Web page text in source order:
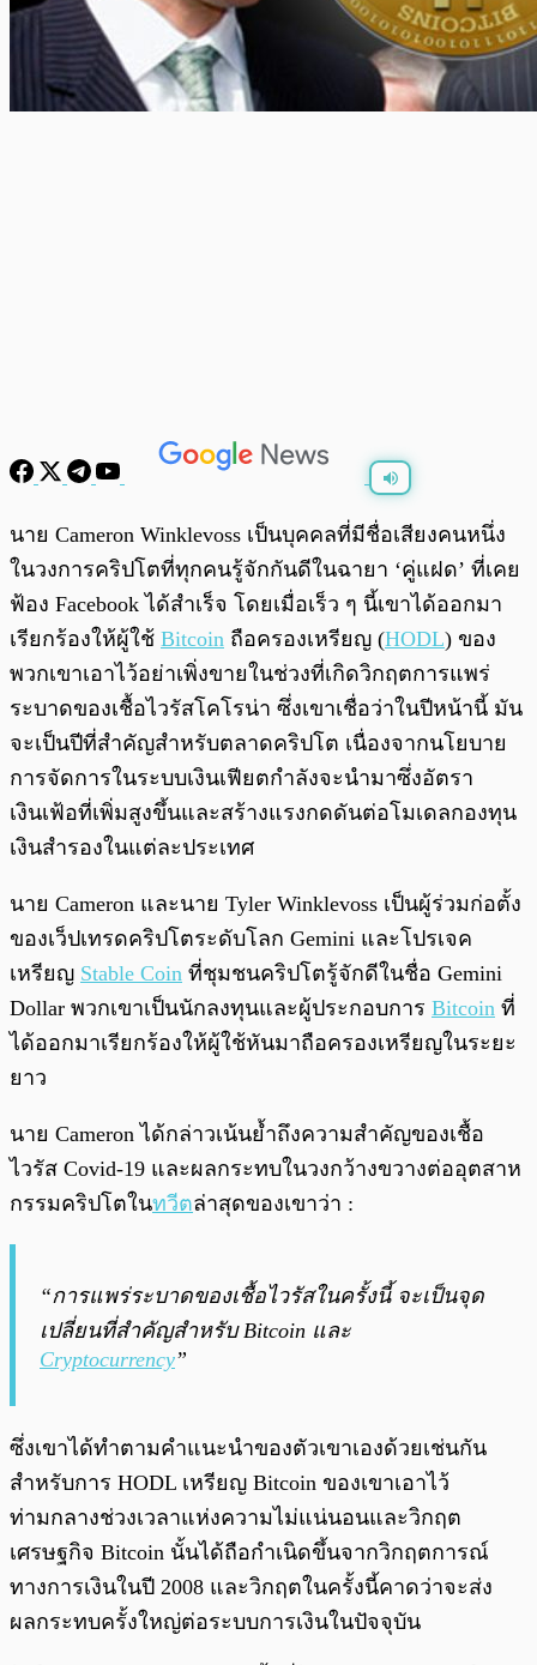
0:00 0:00
นาย Cameron Winklevoss เป็นบุคคลที่มีชื่อเสียงคนหนึ่ง
ในวงการคริปโตที่ทุกคนรู้จักกันดีในฉายา ‘คู่แฝด’ ที่เคย
ฟ้อง Facebook ได้สำเร็จ โดยเมื่อเร็ว ๆ นี้เขาได้ออกมา
เรียกร้องให้ผู้ใช้ Bitcoin ถือครองเหรียญ (HODL) ของ
พวกเขาเอาไว้อย่าเพิ่งขายในช่วงที่เกิดวิกฤตการแพร่
ระบาดของเชื้อไวรัสโคโรน่า ซึ่งเขาเชื่อว่าในปีหน้านี้ มัน
จะเป็นปีที่สำคัญสำหรับตลาดคริปโต เนื่องจากนโยบาย
การจัดการในระบบเงินเฟียตกำลังจะนำมาซึ่งอัตรา
เงินเฟ้อที่เพิ่มสูงขึ้นและสร้างแรงกดดันต่อโมเดลกองทุน
เงินสํารองในแต่ละประเทศ
นาย Cameron และนาย Tyler Winklevoss เป็นผู้ร่วมก่อตั้ง
ของเว็ปเทรดคริปโตระดับโลก Gemini และโปรเจค
เหรียญ Stable Coin ที่ชุมชนคริปโตรู้จักดีในชื่อ Gemini
Dollar พวกเขาเป็นนักลงทุนและผู้ประกอบการ Bitcoin ที่
ได้ออกมาเรียกร้องให้ผู้ใช้หันมาถือครองเหรียญในระยะ
ยาว
นาย Cameron ได้กล่าวเน้นย้ำถึงความสำคัญของเชื้อ
ไวรัส Covid-19 และผลกระทบในวงกว้างขวางต่ออุตสาห
กรรมคริปโตในทวีตล่าสุดของเขาว่า :
“การแพร่ระบาดของเชื้อไวรัสในครั้งนี้ จะเป็นจุด
เปลี่ยนที่สำคัญสำหรับ Bitcoin และ
Cryptocurrency”
ซึ่งเขาได้ทำตามคำแนะนำของตัวเขาเองด้วยเช่นกัน
สำหรับการ HODL เหรียญ Bitcoin ของเขาเอาไว้
ท่ามกลางช่วงเวลาแห่งความไม่แน่นอนและวิกฤต
เศรษฐกิจ Bitcoin นั้นได้ถือกำเนิดขึ้นจากวิกฤตการณ์
ทางการเงินในปี 2008 และวิกฤตในครั้งนี้คาดว่าจะส่ง
ผลกระทบครั้งใหญ่ต่อระบบการเงินในปัจจุบัน